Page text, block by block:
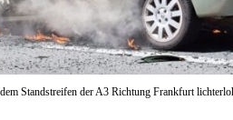
Standstreifen der A3 Richtung Frankfurt